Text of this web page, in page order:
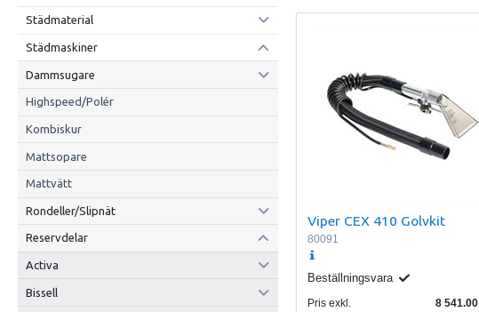
Städmaterial
Städmaskiner
Dammsugare
Highspeed/Polér
Kombiskur
Mattsopare
Mattvätt
Rondeller/Slipnät
Reservdelar
Activa
Bissell
Viper CEX 410 Golvkit
80091
Beställningsvara
Pris exkl.
8 541.00